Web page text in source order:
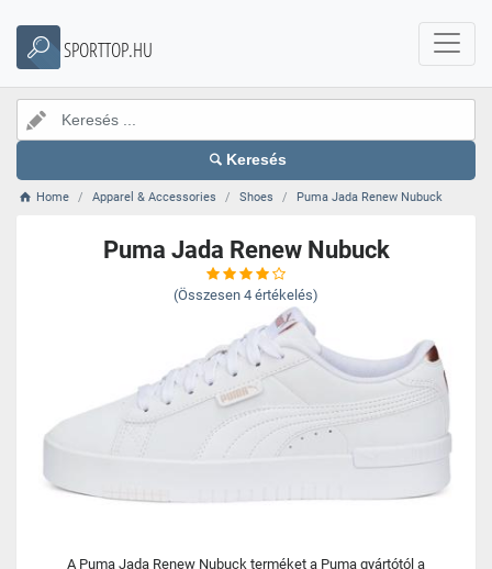
SPORTTOP.HU
Keresés
Home Apparel & Accessories Shoes Puma Jada Renew Nubuck
Puma Jada Renew Nubuck
(Összesen 4 értékelés)
A Puma Jada Renew Nubuck terméket a Puma gyártótól a